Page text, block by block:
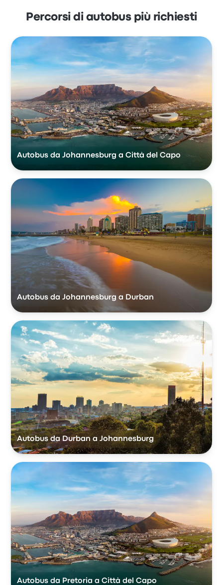
Percorsi di autobus più richiesti
Autobus da Johannesburg a Città del Capo
Autobus da Johannesburg a Durban
Autobus da Durban a Johannesburg
Autobus da Pretoria a Città del Capo